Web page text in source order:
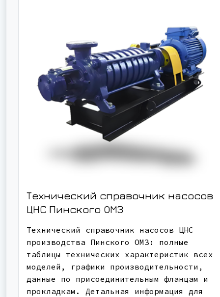
Технический справочник насосов
ЦНС Пинского ОМЗ
Технический справочник насосов ЦНС
производства Пинского ОМЗ: полные
таблицы технических характеристик всех
моделей, графики производительности,
данные по присоединительным фланцам и
прокладкам. Детальная информация для